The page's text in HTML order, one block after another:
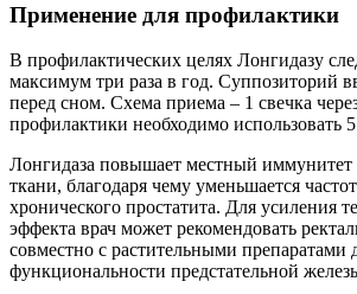
Применение для профилактики
В профилактических целях Лонгидазу
максимум три раза в год. Суппозиторий
перед сном. Схема приема – 1 свечка
профилактики необходимо использовать
Лонгидаза повышает местный иммунитет
ткани, благодаря чему уменьшается
хронического простатита. Для усиления
эффекта врач может рекомендовать
совместно с растительными препаратами
функциональности предстательной